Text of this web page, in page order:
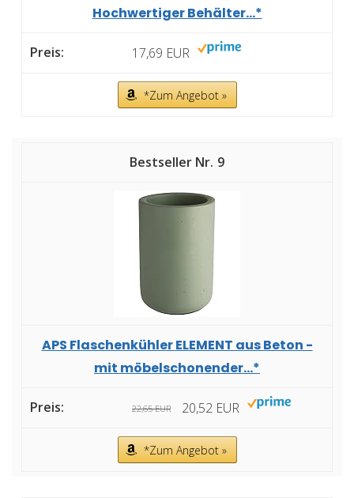
Hochwertiger Behälter...*
17,69 EUR
*Zum Angebot »
9
APS Flaschenkühler ELEMENT aus Beton -
mit möbelschonender...*
22,65 EUR 20,52 EUR
*Zum Angebot »